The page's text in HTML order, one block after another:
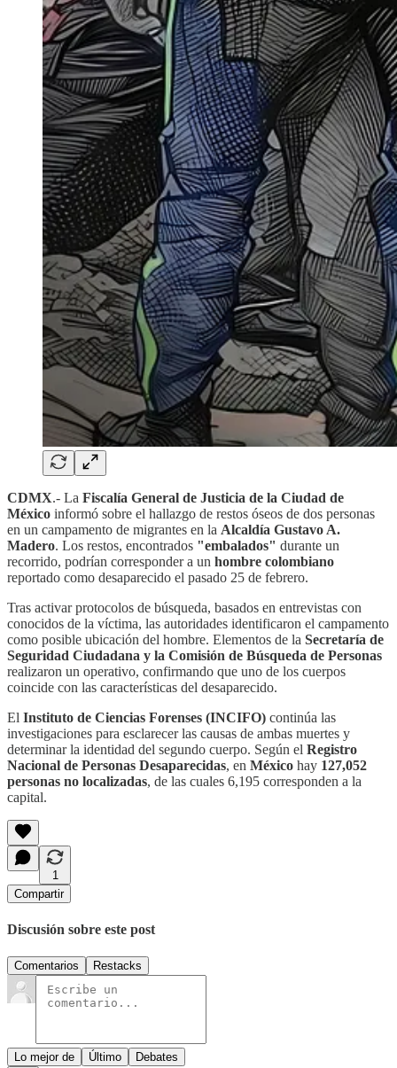
CDMX.- La Fiscalía General de Justicia de la Ciudad de
México informó sobre el hallazgo de restos óseos de dos personas
en un campamento de migrantes en la Alcaldía Gustavo A.
Madero. Los restos, encontrados "embalados" durante un
recorrido, podrían corresponder a un hombre colombiano
reportado como desaparecido el pasado 25 de febrero.
Tras activar protocolos de búsqueda, basados en entrevistas con
conocidos de la víctima, las autoridades identificaron el campamento
como posible ubicación del hombre. Elementos de la Secretaría de
Seguridad Ciudadana y la Comisión de Búsqueda de Personas
realizaron un operativo, confirmando que uno de los cuerpos
coincide con las características del desaparecido.
El Instituto de Ciencias Forenses (INCIFO) continúa las
investigaciones para esclarecer las causas de ambas muertes y
determinar la identidad del segundo cuerpo. Según el Registro
Nacional de Personas Desaparecidas, en México hay 127,052
personas no localizadas, de las cuales 6,195 corresponden a la
capital.
1
Compartir
Discusión sobre este post
Comentarios Restacks
Lo mejor de Último Debates